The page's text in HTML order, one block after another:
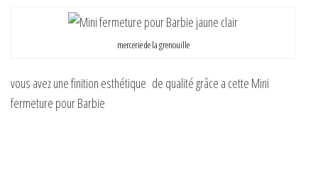
mercerie de la grenouille
vous avez une finition esthétique de qualité grâce a cette Mini
fermeture pour Barbie